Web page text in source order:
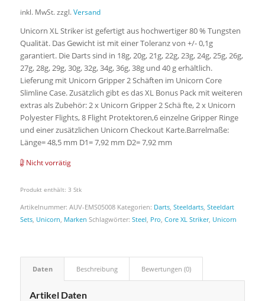
inkl. MwSt. zzgl. Versand
Unicorn XL Striker ist gefertigt aus hochwertiger 80 % Tungsten
Qualität. Das Gewicht ist mit einer Toleranz von +/- 0,1g
garantiert. Die Darts sind in 18g, 20g, 21g, 22g, 23g, 24g, 25g, 26g,
27g, 28g, 29g, 30g, 32g, 34g, 36g, 38g und 40 g erhältlich.
Lieferung mit Unicorn Gripper 2 Schäften im Unicorn Core
Slimline Case. Zusätzlich gibt es das XL Bonus Pack mit weiteren
extras als Zubehör: 2 x Unicorn Gripper 2 Schä fte, 2 x Unicorn
Polyester Flights, 8 Flight Protektoren,6 einzelne Gripper Ringe
und einer zusätzlichen Unicorn Checkout Karte.Barrelmaße:
Länge= 48,5 mm D1= 7,92 mm D2= 7,92 mm
Nicht vorrätig
Produkt enthält: 3 Stk
Artikelnummer: AUV-EMS05008 Kategorien: Darts, Steeldarts, Steeldart
Sets, Unicorn, Marken Schlagwörter: Steel, Pro, Core XL Striker, Unicorn
Daten Beschreibung Bewertungen (0)
Artikel Daten